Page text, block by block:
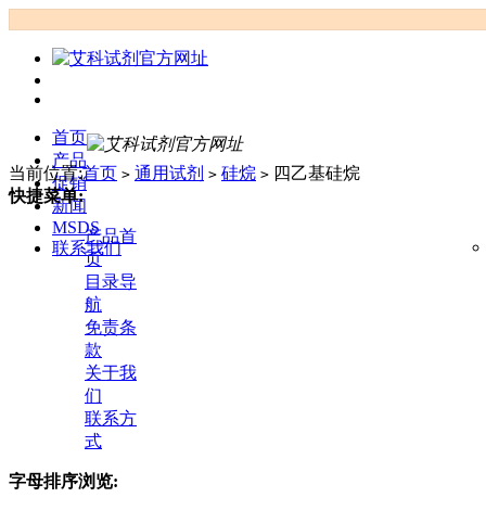
首页
产品
促销
新闻
MSDS
联系我们
当前位置:首页 > 通用试剂 > 硅烷 > 四乙基硅烷
快捷菜单:
产品首
页
目录导
航
免责条
款
关于我
们
联系方
式
字母排序浏览: